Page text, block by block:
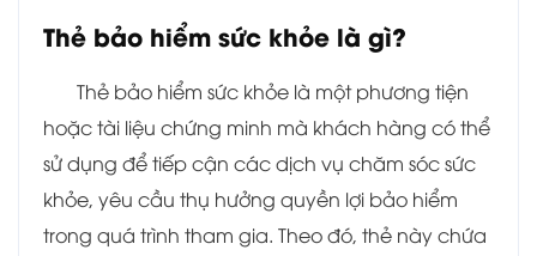
Thẻ bảo hiểm sức khỏe là gì?
Thẻ bảo hiểm sức khỏe là một phương tiện
hoặc tài liệu chứng minh mà khách hàng có thể
sử dụng để tiếp cận các dịch vụ chăm sóc sức
khỏe, yêu cầu thụ hưởng quyền lợi bảo hiểm
trong quá trình tham gia. Theo đó, thẻ này chứa